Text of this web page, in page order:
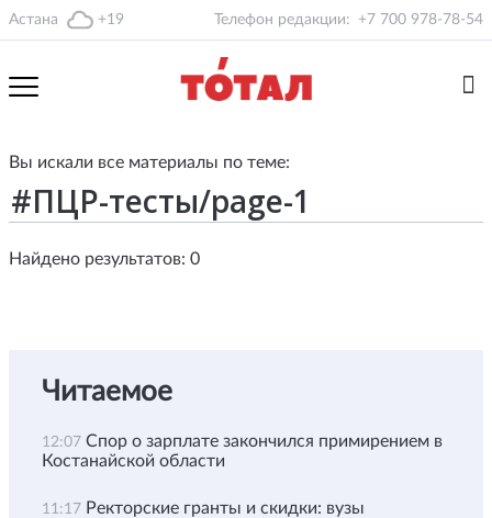
Астана +19 Телефон редакции: +7 700 978-78-54
Вы искали все материалы по теме:
Найдено результатов: 0
Читаемое
12:07 Спор о зарплате закончился примирением в
Костанайской области
11:17 Ректорские гранты и скидки: вузы